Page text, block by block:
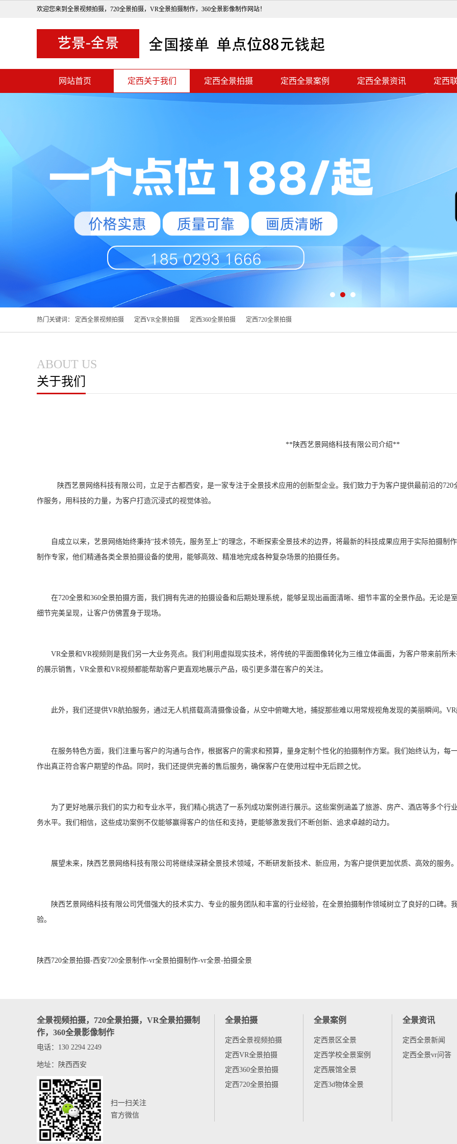
欢迎您来到全景视频拍摄，720全景拍摄，VR全景拍摄制作，360全景影像制作网站！
网站首页 定西关于我们 定西全景拍摄 定西全景案例 定西全景资讯 定西
热门关键词： 定西全景视频拍摄 定西VR全景拍摄 定西360全景拍摄 定西720全景拍摄
ABOUT US
关于我们
**陕西艺景网络科技有限公司介绍**
陕西艺景网络科技有限公司，立足于古都西安，是一家专注于全景技术应用的创新型企业。我们致力于为客户提供最前沿的720
作服务，用科技的力量，为客户打造沉浸式的视觉体验。
自成立以来，艺景网络始终秉持“技术领先，服务至上”的理念，不断探索全景技术的边界，将最新的科技成果应用于实际拍摄制
制作专家，他们精通各类全景拍摄设备的使用，能够高效、精准地完成各种复杂场景的拍摄任务。
在720全景和360全景拍摄方面，我们拥有先进的拍摄设备和后期处理系统，能够呈现出画面清晰、细节丰富的全景作品。无论是
细节完美呈现，让客户仿佛置身于现场。
VR全景和VR视频则是我们另一大业务亮点。我们利用虚拟现实技术，将传统的平面图像转化为三维立体画面，为客户带来前所
的展示销售，VR全景和VR视频都能帮助客户更直观地展示产品，吸引更多潜在客户的关注。
此外，我们还提供VR航拍服务，通过无人机搭载高清摄像设备，从空中俯瞰大地，捕捉那些难以用常规视角发现的美丽瞬间。
在服务特色方面，我们注重与客户的沟通与合作，根据客户的需求和预算，量身定制个性化的拍摄制作方案。我们始终认为，每
作出真正符合客户期望的作品。同时，我们还提供完善的售后服务，确保客户在使用过程中无后顾之忧。
为了更好地展示我们的实力和专业水平，我们精心挑选了一系列成功案例进行展示。这些案例涵盖了旅游、房产、酒店等多个行
务水平。我们相信，这些成功案例不仅能够赢得客户的信任和支持，更能够激发我们不断创新、追求卓越的动力。
展望未来，陕西艺景网络科技有限公司将继续深耕全景技术领域，不断研发新技术、新应用，为客户提供更加优质、高效的服务
陕西艺景网络科技有限公司凭借强大的技术实力、专业的服务团队和丰富的行业经验，在全景拍摄制作领域树立了良好的口碑。
验。
陕西720全景拍摄-西安720全景制作-vr全景拍摄制作-vr全景-拍摄全景
全景视频拍摄，720全景拍摄，VR全景拍摄制
作，360全景影像制作
电话：130 2294 2249
地址：陕西西安
扫一扫关注
官方微信
全景拍摄
定西全景视频拍摄
定西VR全景拍摄
定西360全景拍摄
定西720全景拍摄
全景案例
定西景区全景
定西学校全景案例
定西展馆全景
定西3d物体全景
全景资讯
定西全景新闻
定西全景vr问答